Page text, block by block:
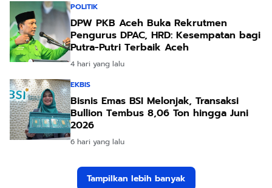
POLITIK
DPW PKB Aceh Buka Rekrutmen
Pengurus DPAC, HRD: Kesempatan bagi
Putra-Putri Terbaik Aceh
4 hari yang lalu
EKBIS
Bisnis Emas BSI Melonjak, Transaksi
Bullion Tembus 8,06 Ton hingga Juni
2026
6 hari yang lalu
Tampilkan lebih banyak